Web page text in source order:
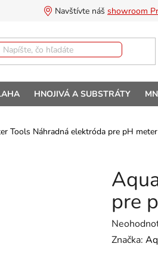
Navštívte náš showroom
HNOJIVÁ A SUBSTRÁTY
Tools Náhradná elektróda pre pH
pre
Značka: